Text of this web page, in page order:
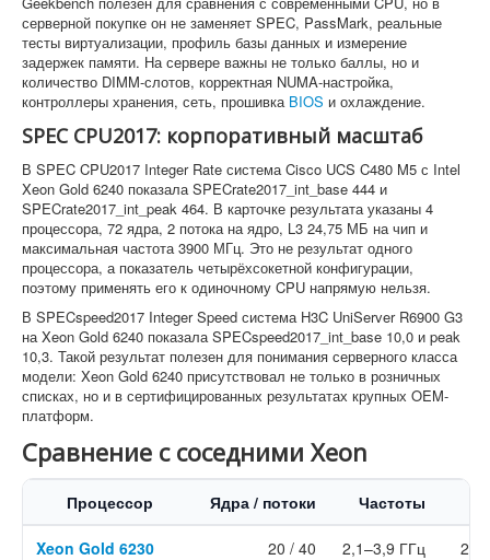
серверной покупке он не заменяет SPEC, PassMark, реальные
тесты виртуализации, профиль базы данных и измерение
задержек памяти. На сервере важны не только баллы, но и
количество DIMM-слотов, корректная NUMA-настройка,
контроллеры хранения, сеть, прошивка BIOS и охлаждение.
SPEC CPU2017: корпоративный масштаб
В SPEC CPU2017 Integer Rate система Cisco UCS C480 M5 с Intel
Xeon Gold 6240 показала SPECrate2017_int_base 444 и
SPECrate2017_int_peak 464. В карточке результата указаны 4
процессора, 72 ядра, 2 потока на ядро, L3 24,75 МБ на чип и
максимальная частота 3900 МГц. Это не результат одного
процессора, а показатель четырёхсокетной конфигурации,
поэтому применять его к одиночному CPU напрямую нельзя.
В SPECspeed2017 Integer Speed система H3C UniServer R6900 G3
на Xeon Gold 6240 показала SPECspeed2017_int_base 10,0 и peak
10,3. Такой результат полезен для понимания серверного класса
модели: Xeon Gold 6240 присутствовал не только в розничных
списках, но и в сертифицированных результатах крупных OEM-
платформ.
Сравнение с соседними Xeon
Процессор Ядра / потоки Частоты
Xeon Gold 6230 20 / 40 2,1–3,9 ГГц